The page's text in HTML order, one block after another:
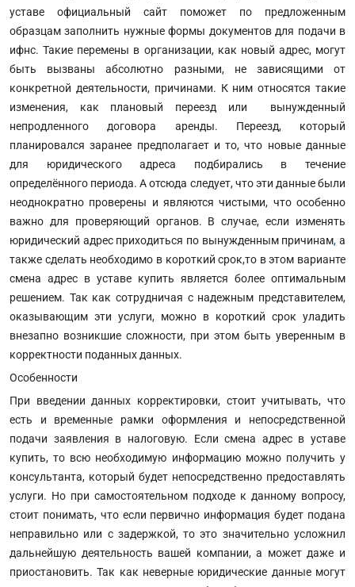
уставе официальный сайт поможет по предложенным
образцам заполнить нужные формы документов для подачи в
ифнс. Такие перемены в организации, как новый адрес, могут
быть вызваны абсолютно разными, не зависящими от
конкретной деятельности, причинами. К ним относятся такие
изменения, как плановый переезд или вынужденный
непродленного договора аренды. Переезд, который
планировался заранее предполагает и то, что новые данные
для юридического адреса подбирались в течение
определённого периода. А отсюда следует, что эти данные были
неоднократно проверены и являются чистыми, что особенно
важно для проверяющий органов. В случае, если изменять
юридический адрес приходиться по вынужденным причинам, а
также сделать необходимо в короткий срок,то в этом варианте
смена адрес в уставе купить является более оптимальным
решением. Так как сотрудничая с надежным представителем,
оказывающим эти услуги, можно в короткий срок уладить
внезапно возникшие сложности, при этом быть уверенным в
корректности поданных данных.
Особенности
При введении данных корректировки, стоит учитывать, что
есть и временные рамки оформления и непосредственной
подачи заявления в налоговую. Если смена адрес в уставе
купить, то всю необходимую информацию можно получить у
консультанта, который будет непосредственно предоставлять
услуги. Но при самостоятельном подходе к данному вопросу,
стоит понимать, что если первично информация будет подана
неправильно или с задержкой, то это значительно усложнил
дальнейшую деятельность вашей компании, а может даже и
приостановить. Так как неверные юридические данные могут